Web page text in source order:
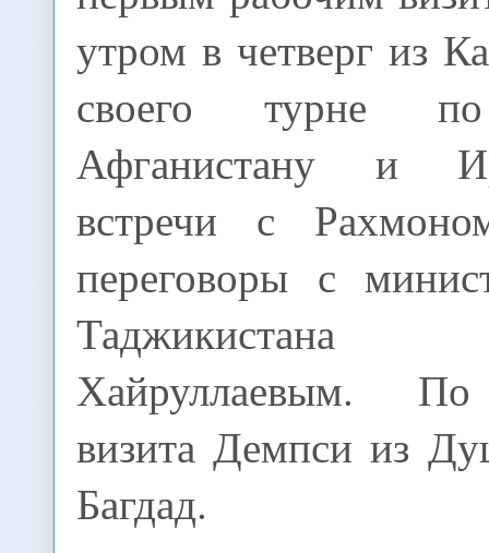
утром в четверг из
своего турне
Афганистану и
встречи с
переговоры с
Хайруллаевым.
визита Демпси из
Багдад.